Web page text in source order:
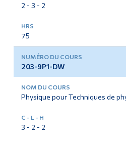
2 - 3 - 2
75
203-9P1-DW
Physique pour Techniques de
3 - 2 - 2